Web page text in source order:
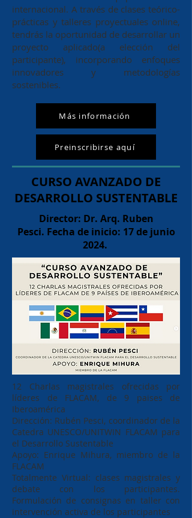
internacional. A través de clases teórico-
prácticas y talleres proyectuales online,
tendrás la oportunidad de desarrollar un
proyecto aplicado(a elección del
participante), incorporando enfoques
innovadores y metodologías
sostenibles.
Más información
Preinscribirse aquí
CURSO AVANZADO DE
DESARROLLO SUSTENTABLE
Director: Dr. Arq. Ruben
Pesci. Fecha de inicio: 17 de junio
2024.
12 Charlas magistrales ofrecidas por
líderes de FLACAM, de 9 paises de
Iberoamérica
Dirección: Rubén Pesci, coordinador de la
Catedra UNESCO/UNITWIN FLACAM para
el Desarrollo Sustentable
Apoyo: Enrique Mihura, miembro de la
FLACAM
Totalmente Virtual: clases magistrales y
debate con los participantes.
Formulación de consignas en taller con
intervención activa de los participantes